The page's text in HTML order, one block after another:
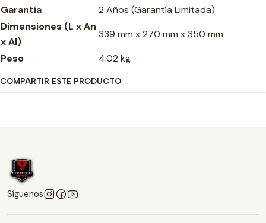
Garantía
2 Años (Garantía Limitada)
Dimensiones (L x An
x Al)
339 mm x 270 mm x 350 mm
Peso
4.02 kg
COMPARTIR ESTE PRODUCTO
Síguenos